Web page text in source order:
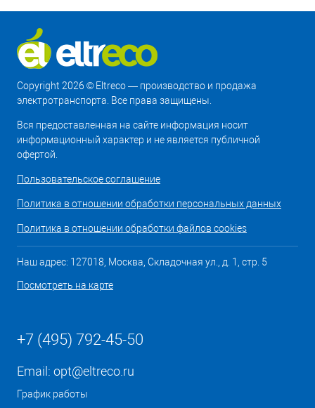
Copyright 2026 © Eltreco — производство и продажа
электротранспорта. Все права защищены.
Вся предоставленная на сайте информация носит
информационный характер и не является публичной
офертой.
Пользовательское соглашение
Политика в отношении обработки персональных данных
Политика в отношении обработки файлов cookies
Наш адрес: 127018, Москва, Складочная ул., д. 1, стр. 5
Посмотреть на карте
+7 (495) 792-45-50
Email: opt@eltreco.ru
График работы